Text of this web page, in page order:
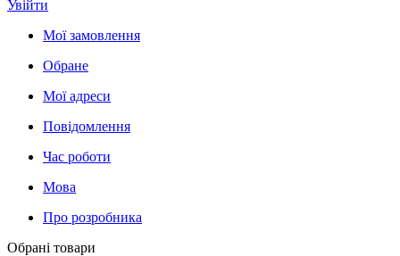
Увійти
Мої замовлення
Обране
Мої адреси
Повідомлення
Час роботи
Мова
Про розробника
Обрані товари